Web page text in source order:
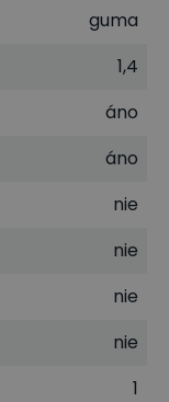
guma
1,4
áno
áno
nie
nie
nie
nie
1